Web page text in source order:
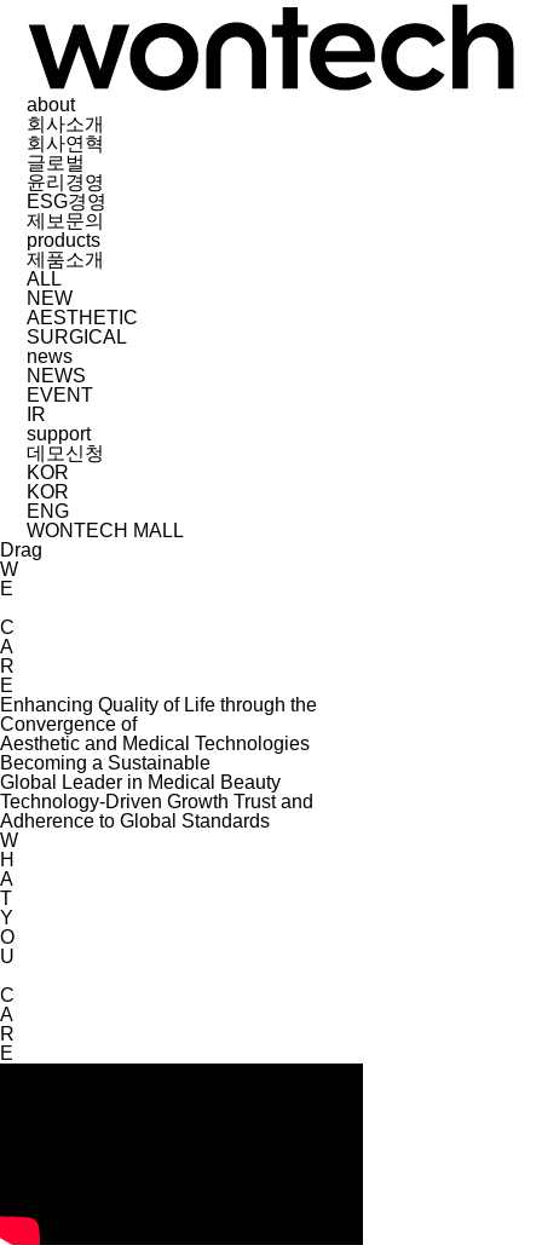
about
회사소개
회사연혁
글로벌
윤리경영
ESG경영
제보문의
products
제품소개
ALL
NEW
AESTHETIC
SURGICAL
news
NEWS
EVENT
IR
support
데모신청
KOR
KOR
ENG
WONTECH MALL
Drag
W
E
C
A
R
E
Enhancing Quality of Life through the
Convergence of
Aesthetic and Medical Technologies
Becoming a Sustainable
Global Leader in Medical Beauty
Technology-Driven Growth Trust and
Adherence to Global Standards
W
H
A
T
Y
O
U
C
A
R
E